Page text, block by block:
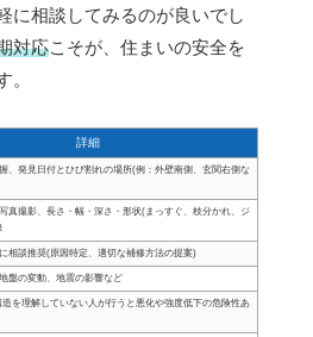
に相談してみるのが良いでし
対応こそが、住まいの安全を
。
詳細
、発見日付とひび割れの場所(例：外壁南側、玄関右側な
真撮影、長さ・幅・深さ・形状(まっすぐ、枝分かれ、ジ
相談推奨(原因特定、適切な補修方法の提案)
盤の変動、地震の影響など
を理解していない人が行うと悪化や強度低下の危険性あ